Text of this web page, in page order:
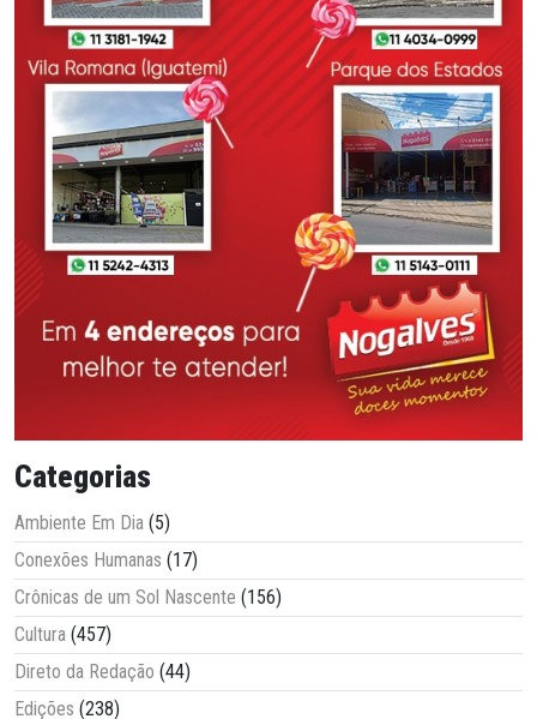
Categorias
Ambiente Em Dia (5)
Conexões Humanas (17)
Crônicas de um Sol Nascente (156)
Cultura (457)
Direto da Redação (44)
Edições (238)